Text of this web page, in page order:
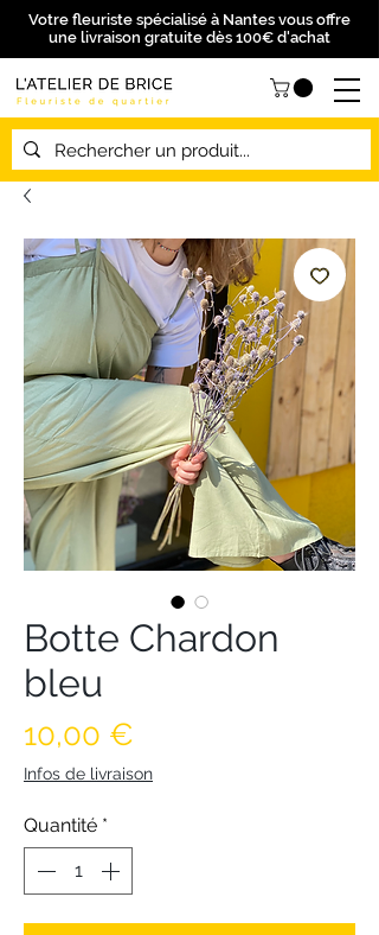
Votre fleuriste spécialisé à Nantes vous offre
une livraison gratuite dès 100€ d'achat
Botte Chardon
bleu
10,00 €
Infos de livraison
Quantité *